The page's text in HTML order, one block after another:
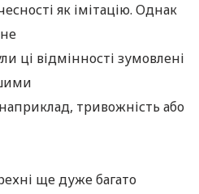
як імітацію. Однак
ці відмінності зумовлені
тривожність або
ще дуже багато